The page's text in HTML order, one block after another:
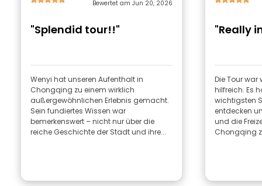
Bewertet am Jun 20, 2026
"Splendid tour!!"
Wenyi hat unseren Aufenthalt in
Chongqing zu einem wirklich
außergewöhnlichen Erlebnis gemacht.
Sein fundiertes Wissen war
bemerkenswert – nicht nur über die
reiche Geschichte der Stadt und ihre...
"Really
Die Tour
hilfreich. Es
wichtigsten
entdecken
und die
Chongqing